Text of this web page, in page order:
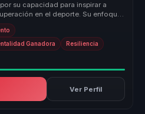
su capacidad para inspirar a
en el deporte. Su enfoque
Ganadora Resiliencia
Ver Perfil